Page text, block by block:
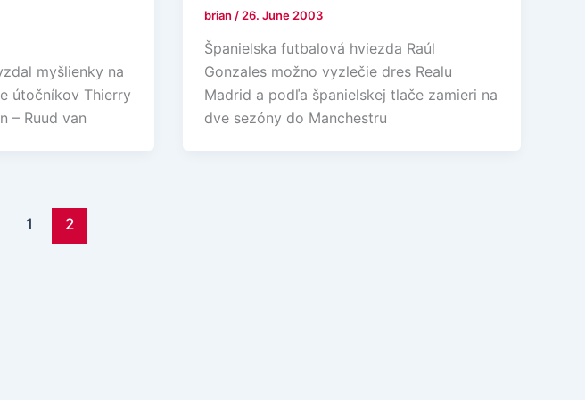
myšlienky na
útočníkov Thierry
– Ruud van
brian / 26. June 2003
Španielska futbalová hviezda Raúl
Gonzales možno vyzlečie dres Realu
Madrid a podľa španielskej tlače zamieri na
dve sezóny do Manchestru
1 2